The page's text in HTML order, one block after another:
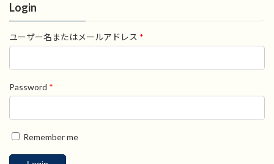
Login
ユーザー名またはメールアドレス *
Password *
Remember me